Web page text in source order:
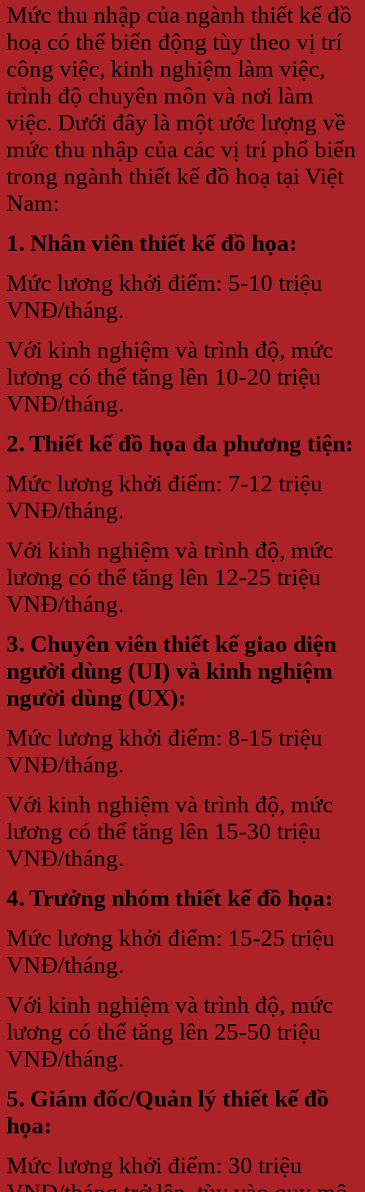
Mức thu nhập của ngành thiết kế đồ
hoạ có thể biến động tùy theo vị trí
công việc, kinh nghiệm làm việc,
trình độ chuyên môn và nơi làm
việc. Dưới đây là một ước lượng về
mức thu nhập của các vị trí phổ biến
trong ngành thiết kế đồ hoạ tại Việt
Nam:
1. Nhân viên thiết kế đồ họa:
Mức lương khởi điểm: 5-10 triệu
VNĐ/tháng.
Với kinh nghiệm và trình độ, mức
lương có thể tăng lên 10-20 triệu
VNĐ/tháng.
2. Thiết kế đồ họa đa phương tiện:
Mức lương khởi điểm: 7-12 triệu
VNĐ/tháng.
Với kinh nghiệm và trình độ, mức
lương có thể tăng lên 12-25 triệu
VNĐ/tháng.
3. Chuyên viên thiết kế giao diện
người dùng (UI) và kinh nghiệm
người dùng (UX):
Mức lương khởi điểm: 8-15 triệu
VNĐ/tháng.
Với kinh nghiệm và trình độ, mức
lương có thể tăng lên 15-30 triệu
VNĐ/tháng.
4. Trưởng nhóm thiết kế đồ họa:
Mức lương khởi điểm: 15-25 triệu
VNĐ/tháng.
Với kinh nghiệm và trình độ, mức
lương có thể tăng lên 25-50 triệu
VNĐ/tháng.
5. Giám đốc/Quản lý thiết kế đồ
họa:
Mức lương khởi điểm: 30 triệu